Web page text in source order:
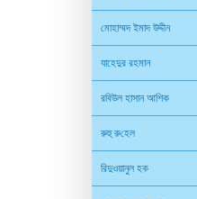
মোহাম্মদ ইমাদ উদ্দীন
যাহেদুর রহমান
রবিউল হাসান আশিক
রুহু রু‌হেল
রিদুওয়ানুল হক